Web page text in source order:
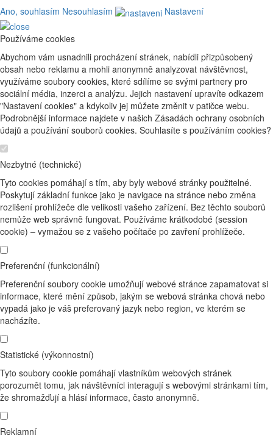
Ano, souhlasím Nesouhlasím Nastavení
Používáme cookies
Abychom vám usnadnili procházení stránek, nabídli přizpůsobený
obsah nebo reklamu a mohli anonymně analyzovat návštěvnost,
využíváme soubory cookies, které sdílíme se svými partnery pro
sociální média, inzerci a analýzu. Jejich nastavení upravíte odkazem
"Nastavení cookies" a kdykoliv jej můžete změnit v patičce webu.
Podrobnější informace najdete v našich Zásadách ochrany osobních
údajů a používání souborů cookies. Souhlasíte s používáním cookies?
Nezbytné (technické)
Tyto cookies pomáhají s tím, aby byly webové stránky použitelné.
Poskytují základní funkce jako je navigace na stránce nebo změna
rozlišení prohlížeče dle velikosti vašeho zařízení. Bez těchto souborů
nemůže web správně fungovat. Používáme krátkodobé (session
cookie) – vymažou se z vašeho počítače po zavření prohlížeče.
Preferenční (funkcionální)
Preferenční soubory cookie umožňují webové stránce zapamatovat si
informace, které mění způsob, jakým se webová stránka chová nebo
vypadá jako je váš preferovaný jazyk nebo region, ve kterém se
nacházíte.
Statistické (výkonnostní)
Tyto soubory cookie pomáhají vlastníkům webových stránek
porozumět tomu, jak návštěvníci interagují s webovými stránkami tím,
že shromažďují a hlásí informace, často anonymně.
Reklamní